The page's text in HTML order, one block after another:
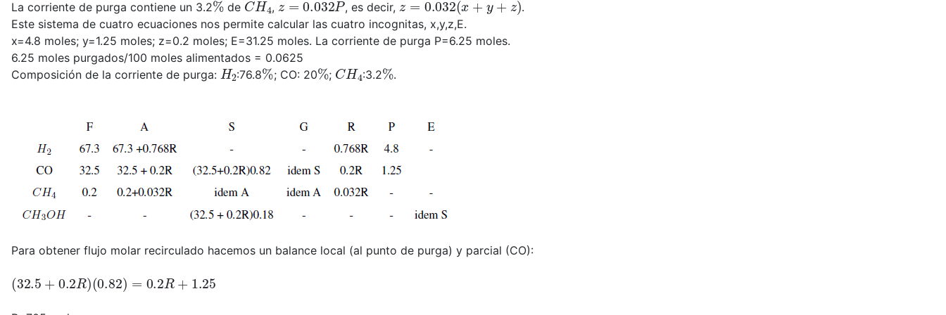
La corriente de purga contiene un 3.2 de , , es decir,
.
Este sistema de cuatro ecuaciones nos permite calcular las cuatro incognitas, x,y,z,E.
x=4.8 moles; y=1.25 moles; z=0.2 moles; E=31.25 moles. La corriente de purga P=6.25 moles.
6.25 moles purgados/100 moles alimentados = 0.0625
Composición de la corriente de purga: H2:76.8%; CO: 20%; CH4 :3.2%.
Para obtener flujo molar recirculado hacemos un balance local (al punto de purga) y parcial (CO):
(32.5 0.2 R)( 0.82) 0.2 R + 1.25